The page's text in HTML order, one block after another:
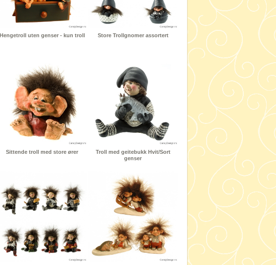
Hengetroll uten genser - kun troll Store Trollgnomer assortert
Sittende troll med store ører
Troll med geitebukk Hvit/Sort
genser